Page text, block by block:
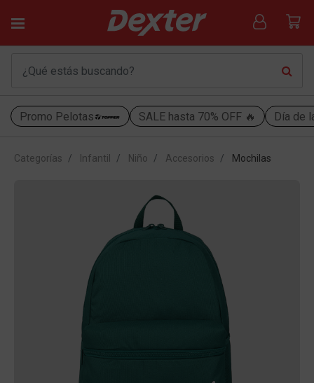
Promo Pelotas SALE hasta 70% OFF 🔥 Día de
Categorías Infantil Niño Accesorios Mochilas